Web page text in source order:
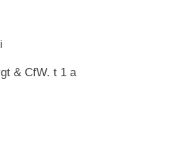
& CfW. t 1 a